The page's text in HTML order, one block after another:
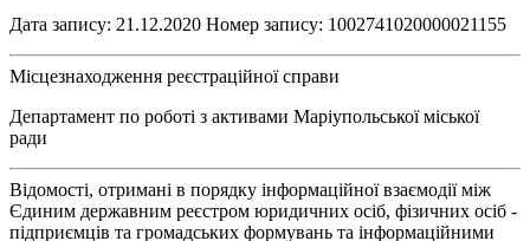
Дата запису: 21.12.2020 Номер запису: 1002741020000021155
Місцезнаходження реєстраційної справи
Департамент по роботі з активами Маріупольської міської
ради
Відомості, отримані в порядку інформаційної взаємодії між
Єдиним державним реєстром юридичних осіб, фізичних осіб -
підприємців та громадських формувань та інформаційними